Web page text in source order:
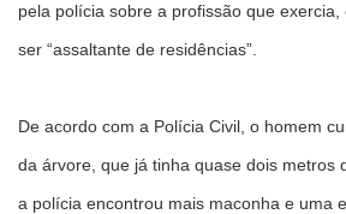
pela polícia sobre a profissão que
ser “assaltante de residências”.
De acordo com a Polícia Civil, o homem
da árvore, que já tinha quase dois metros
a polícia encontrou mais maconha e uma